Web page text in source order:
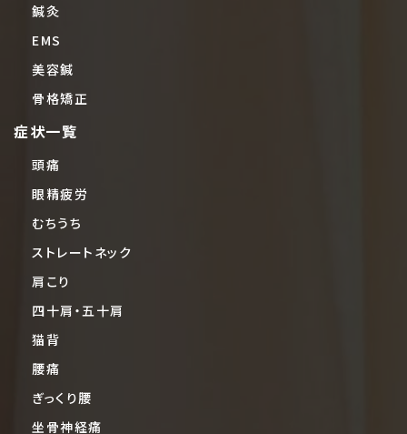
鍼灸
EMS
美容鍼
骨格矯正
症状一覧
頭痛
眼精疲労
むちうち
ストレートネック
肩こり
四十肩・五十肩
猫背
腰痛
ぎっくり腰
坐骨神経痛